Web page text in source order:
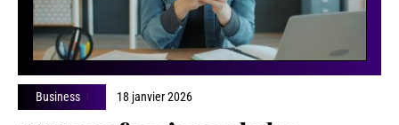
Business 18 janvier 2026